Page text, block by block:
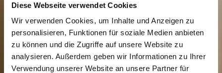
Diese Webseite verwendet Cookies
Wir verwenden Cookies, um Inhalte und Anzeigen zu
personalisieren, Funktionen für soziale Medien anbieten
zu können und die Zugriffe auf unsere Website zu
analysieren. Außerdem geben wir Informationen zu Ihrer
Verwendung unserer Website an unsere Partner für